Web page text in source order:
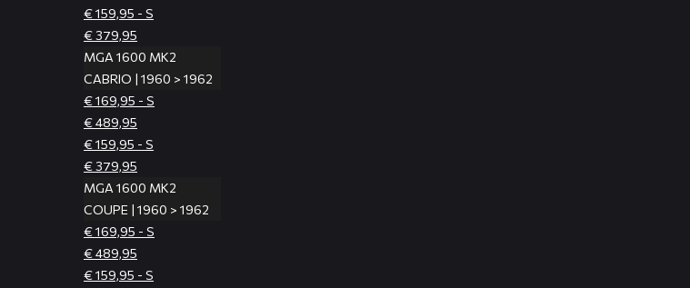
€ 159,95 - S
€ 379,95
MGA 1600 MK2
CABRIO | 1960 > 1962
€ 169,95 - S
€ 489,95
€ 159,95 - S
€ 379,95
MGA 1600 MK2
COUPE | 1960 > 1962
€ 169,95 - S
€ 489,95
€ 159,95 - S